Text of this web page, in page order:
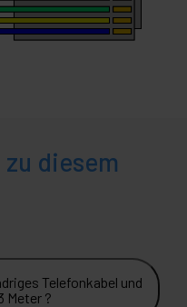
zu diesem
Telefonkabel und
Meter ?